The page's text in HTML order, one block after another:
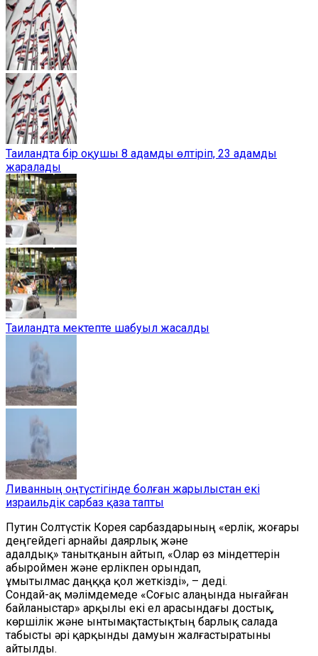
Таиландта бір оқушы 8 адамды өлтіріп, 23 адамды
жаралады
Таиландта мектепте шабуыл жасалды
Ливанның оңтүстігінде болған жарылыстан екі
израильдік сарбаз қаза тапты
Путин Солтүстік Корея сарбаздарының «ерлік, жоғары
деңгейдегі арнайы даярлық және
адалдық» танытқанын айтып, «Олар өз міндеттерін
абыроймен және ерлікпен орындап,
ұмытылмас даңққа қол жеткізді», – деді.
Сондай-ақ мәлімдемеде «Соғыс алаңында нығайған
байланыстар» арқылы екі ел арасындағы достық,
көршілік және ынтымақтастықтың барлық салада
табысты әрі қарқынды дамуын жалғастыратыны
айтылды.